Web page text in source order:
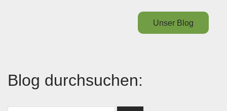
Unser Blog
Blog durchsuchen: